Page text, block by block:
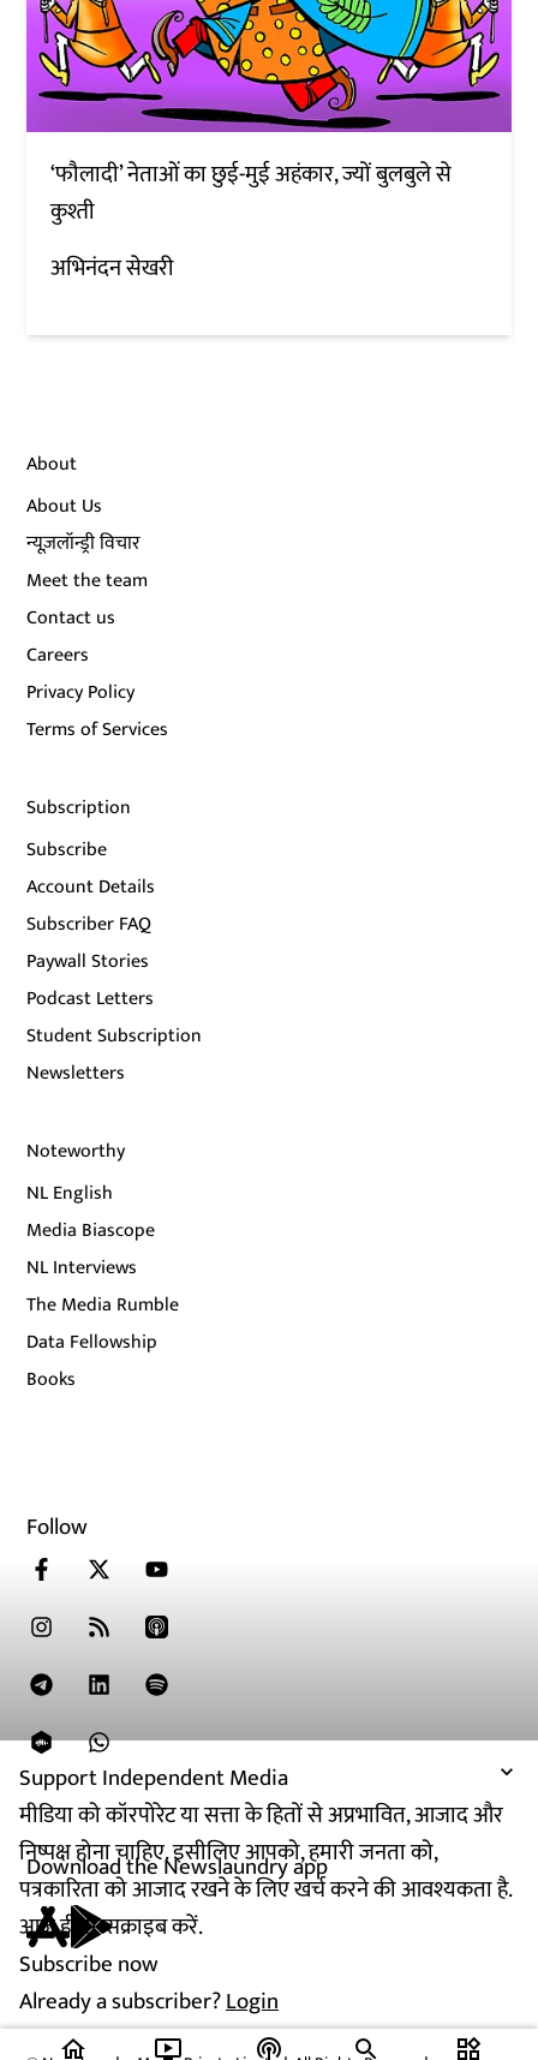
Support Independent Media
मीडिया को कॉरपोरेट या सत्ता के हितों से अप्रभावित, आजाद और
निष्पक्ष होना चाहिए. इसीलिए आपको, हमारी जनता को,
पत्रकारिता को आजाद रखने के लिए खर्च करने की आवश्यकता है.
आज ही सब्सक्राइब करें.
Subscribe now
Already a subscriber?Login
‘फौलादी’ नेताओं का छुई-मुई अहंकार, ज्यों बुलबुले से
कुश्ती
अभिनंदन सेखरी
About
About Us
न्यूज़लॉन्ड्री विचार
Meet the team
Contact us
Careers
Privacy Policy
Terms of Services
Subscription
Subscribe
Account Details
Subscriber FAQ
Paywall Stories
Podcast Letters
Student Subscription
Newsletters
Noteworthy
NL English
Media Biascope
NL Interviews
The Media Rumble
Data Fellowship
Books
Follow
Download the Newslaundry app
home ondemand_video podcasts widgets